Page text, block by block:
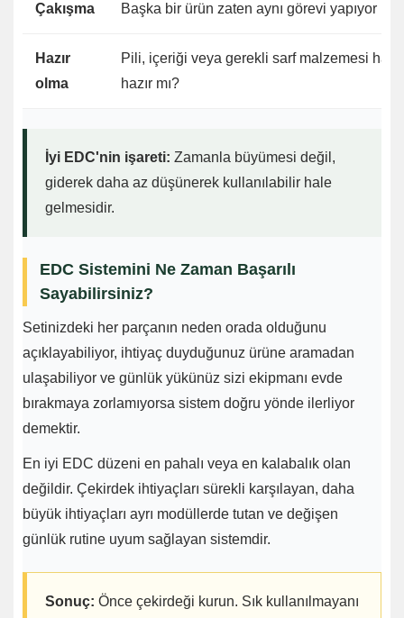
Çakışma Başka bir ürün zaten aynı görevi yapıyor
Hazır
olma
Pili, içeriği veya gerekli sarf malzemesi hâlâ
hazır mı?
İyi EDC'nin işareti: Zamanla büyümesi değil,
giderek daha az düşünerek kullanılabilir hale
gelmesidir.
EDC Sistemini Ne Zaman Başarılı
Sayabilirsiniz?
Setinizdeki her parçanın neden orada olduğunu
açıklayabiliyor, ihtiyaç duyduğunuz ürüne aramadan
ulaşabiliyor ve günlük yükünüz sizi ekipmanı evde
bırakmaya zorlamıyorsa sistem doğru yönde ilerliyor
demektir.
En iyi EDC düzeni en pahalı veya en kalabalık olan
değildir. Çekirdek ihtiyaçları sürekli karşılayan, daha
büyük ihtiyaçları ayrı modüllerde tutan ve değişen
günlük rutine uyum sağlayan sistemdir.
Sonuç: Önce çekirdeği kurun. Sık kullanılmayanı